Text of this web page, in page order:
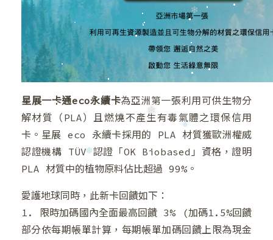
星展一卡通eco永續卡為亞洲第一張利用可供生物分
解材質（PLA）且燃燒不產生有毒氣體之環保信用
卡。星展 eco 永續卡採用的 PLA 材質獲歐洲權威
認證機構 TÜV 認證「OK Biobased」資格，證明
PLA 材質中的植物原料佔比超過 99%。
愛護地球同時，此新卡回饋如下：
1. 限時加碼國內全面最高回饋 3% (加碼1.5%回饋
部分依每期帳單計算，每期帳單加碼回饋上限為現金
❄